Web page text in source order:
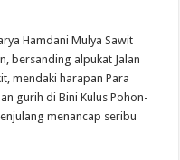
Hamdani Mulya Sawit
bersanding alpukat Jalan
mendaki harapan Para
gurih di Bini Kulus Pohon-
menancap seribu